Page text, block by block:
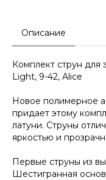
Описание
Комплект струн для
Light, 9-42, Alice
Новое полимерное
придает этому
латуни. Струны
яркостью и
Первые струны из
Шестигранная